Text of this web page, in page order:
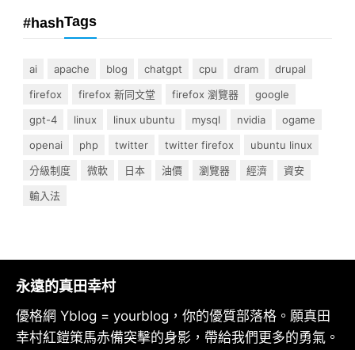
#hashTags
ai apache blog chatgpt cpu dram
drupal
firefox
firefox 新同文堂 firefox 瀏覽器
google
gpt-4
linux linux ubuntu mysql nvidia
ogame
openai
php twitter twitter firefox
ubuntu linux
分級制度
微軟 日本 油價 瀏覽器 經濟
資安
輸入法
永遠的真田幸村
優格網 Yblog = yourblog，你的優質部落格。願真田
幸村紅鎧策馬赤備突擊的身影，帶給我們更多的勇氣。